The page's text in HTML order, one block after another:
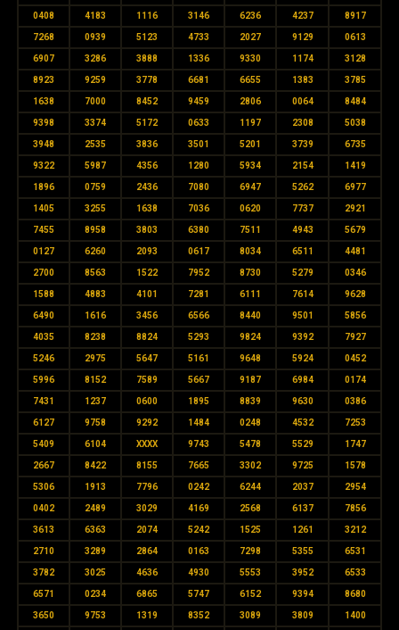
0408 4183 1116 3146 6236 4237 8917
7268 0939 5123 4733 2027 9129 0613
6907 3286 3888 1336 9330 1174 3128
8923 9259 3778 6681 6655 1383 3785
1638 7000 8452 9459 2806 0064 8484
9398 3374 5172 0633 1197 2308 5038
3948 2535 3836 3501 5201 3739 6735
9322 5987 4356 1280 5934 2154 1419
1896 0759 2436 7080 6947 5262 6977
1405 3255 1638 7036 0620 7737 2921
7455 8958 3803 6380 7511 4943 5679
0127 6260 2093 0617 8034 6511 4481
2700 8563 1522 7952 8730 5279 0346
1588 4883 4101 7281 6111 7614 9628
6490 1616 3456 6566 8440 9501 5856
4035 8238 8824 5293 9824 9392 7927
5246 2975 5647 5161 9648 5924 0452
5996 8152 7589 5667 9187 6984 0174
7431 1237 0600 1895 8839 9630 0386
6127 9758 9292 1484 0248 4532 7253
5409 6104 XXXX 9743 5478 5529 1747
2667 8422 8155 7665 3302 9725 1578
5306 1913 7796 0242 6244 2037 2954
0402 2489 3029 4169 2568 6137 7856
3613 6363 2074 5242 1525 1261 3212
2710 3289 2864 0163 7298 5355 6531
3782 3025 4636 4930 5553 3952 6533
6571 0234 6865 5747 6152 9394 8680
3650 9753 1319 8352 3089 3809 1400